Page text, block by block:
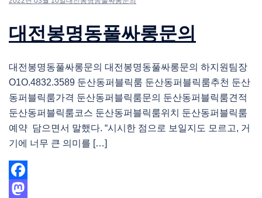
대전봉명동풀싸롱문의
대전봉명동풀싸롱문의 대전봉명동풀싸롱문의 하지원팀장
O1O.4832.3589 둔산동퍼블릭룸 둔산동퍼블릭룸추천 둔산
동퍼블릭룸가격 둔산동퍼블릭룸문의 둔산동퍼블릭룸견적
둔산동퍼블릭룸코스 둔산동퍼블릭룸위치 둔산동퍼블릭룸
예약 담으면서 말했다. “시시한 점으로 보일지도 모르고, 거
기에 너무 큰 의미를 […]
Facebook